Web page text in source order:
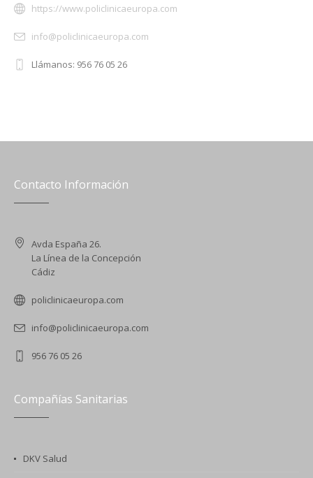
https://www.policlinicaeuropa.com
info@policlinicaeuropa.com
Llámanos: 956 76 05 26
Contacto Información
Avda España 26.
La Línea de la Concepción
Cádiz
policlinicaeuropa.com
info@policlinicaeuropa.com
956 76 05 26
Compañías Sanitarias
DKV Salud